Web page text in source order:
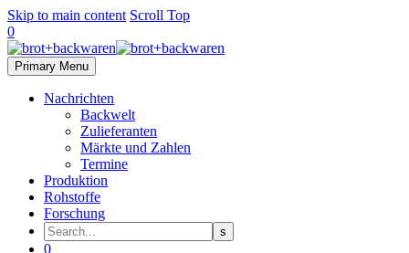
Skip to main content Scroll Top
0
Primary Menu
Nachrichten
Backwelt
Zulieferanten
Märkte und Zahlen
Termine
Produktion
Rohstoffe
Forschung
0